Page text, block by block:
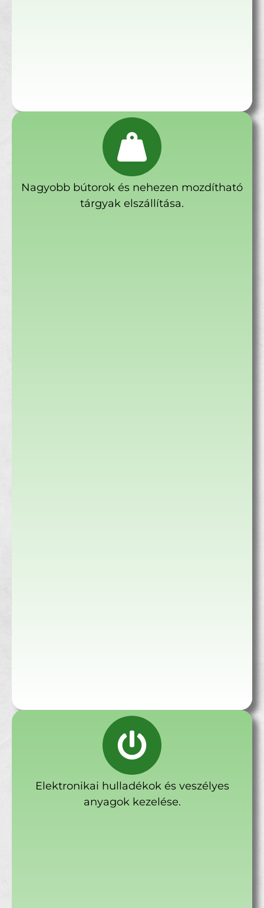
Nagyobb bútorok és nehezen mozdítható
tárgyak elszállítása.
Elektronikai hulladékok és veszélyes
anyagok kezelése.